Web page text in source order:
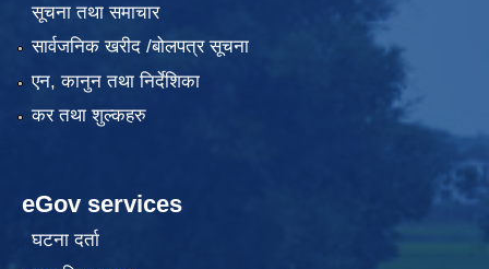
सूचना तथा समाचार
सार्वजनिक खरीद /बोलपत्र सूचना
एन, कानुन तथा निर्देशिका
कर तथा शुल्कहरु
eGov services
घटना दर्ता